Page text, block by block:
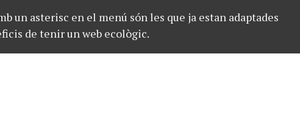
un asterisc en el menú són les que ja estan adaptades
de tenir un web ecològic.